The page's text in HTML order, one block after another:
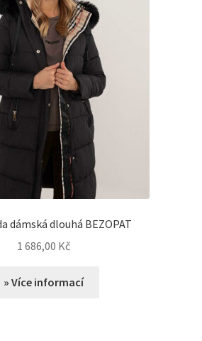
dámská dlouhá BEZOPAT
1 686,00 Kč
» Více informací